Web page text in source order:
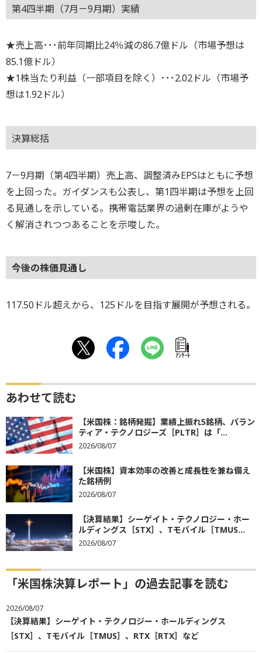
第4四半期（7月－9月期）実績
★売上高･･･前年同期比24％減の86.7億ドル（市場予想は
85.1億ドル）
★1株当たり利益（一部項目を除く）･･･2.02ドル（市場予
想は1.92ドル）
決算総括
7－9月期（第4四半期）売上高、調整済みEPSはともに予想
を上回った。ガイダンスも公表し、第1四半期は予想を上回
る見通しを示している。携帯電話業界の過剰在庫がようや
く解消されつつあることを示唆した。
今後の株価見通し
117.50ドル超えから、125ドルを目指す展開が予想される。
ｱﾝｹｰﾄ
あわせて読む
【米国株：銘柄発掘】業績上振れ5銘柄、パラン
ティア・テクノロジーズ［PLTR］は「...
2026/08/07
【米国株】資本効率の改善と成長性を兼ね備え
た銘柄例
2026/08/07
【決算結果】シーゲイト・テクノロジー・ホー
ルディングス［STX］、Tモバイル［TMUS...
2026/08/07
「米国株決算レポート」の過去記事を読む
2026/08/07
【決算結果】シーゲイト・テクノロジー・ホールディングス
［STX］、Tモバイル［TMUS］、RTX［RTX］など